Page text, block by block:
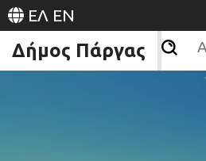
ΕΛ EN
Δήμος Πάργας